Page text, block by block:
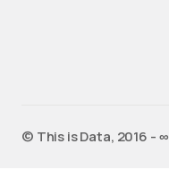
© This is Data, 2016 - ∞